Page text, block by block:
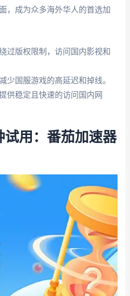
，成为众多海外华人的首选加
过版权限制，访问国内影视和
少国服游戏的高延迟和掉线。
供稳定且快速的访问国内网
试用：番茄加速器